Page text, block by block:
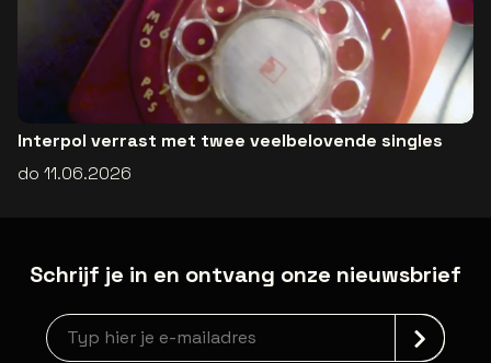
Interpol verrast met twee veelbelovende singles
do 11.06.2026
Schrijf je in en ontvang onze nieuwsbrief
Nieuwsbrief aanmelding